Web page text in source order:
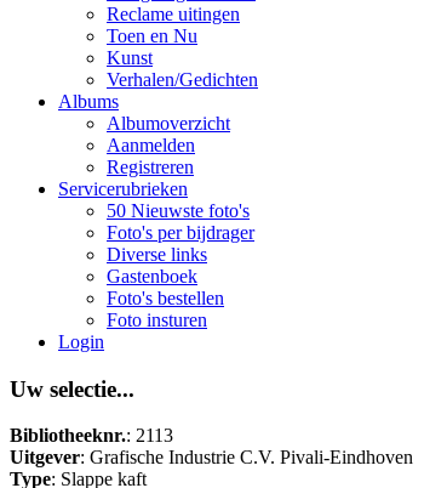
Reclame uitingen
Toen en Nu
Kunst
Verhalen/Gedichten
Albums
Albumoverzicht
Aanmelden
Registreren
Servicerubrieken
50 Nieuwste foto's
Foto's per bijdrager
Diverse links
Gastenboek
Foto's bestellen
Foto insturen
Login
Uw selectie...
Bibliotheeknr.: 2113
Uitgever: Grafische Industrie C.V. Pivali-Eindhoven
Type: Slappe kaft